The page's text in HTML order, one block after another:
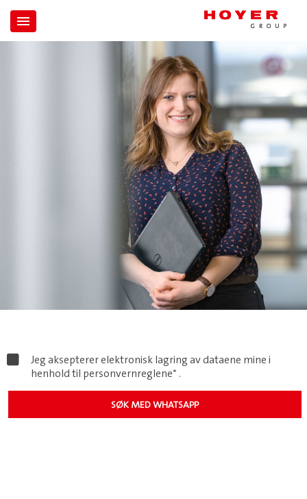
Jeg aksepterer elektronisk lagring av dataene mine i
henhold til personvernreglene* .
SØK MED WHATSAPP